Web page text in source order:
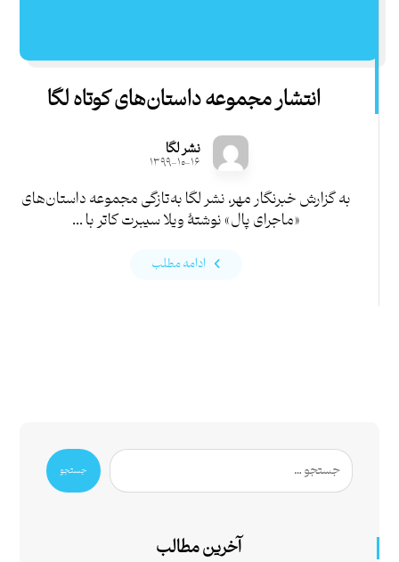
انتشار مجموعه داستان‌های کوتاه لگا
نشر لگا
۱۳۹۹-۱۰-۱۶
به گزارش خبرنگار مهر، نشر لگا به‌تازگی مجموعه داستان‌های
«ماجرای پال» نوشتۀ ویلا سیبرت کاتر با ...
ادامه مطلب
جستجو
آخرین مطالب